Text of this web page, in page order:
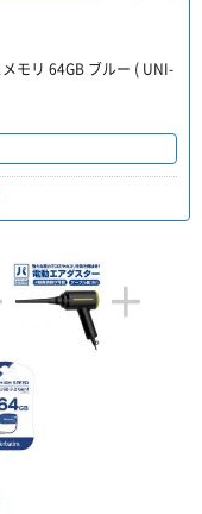
モリ 64GB ブルー ( UNI-
+